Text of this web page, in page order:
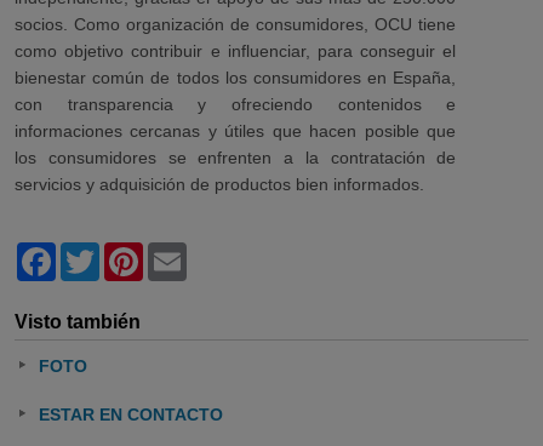
socios. Como organización de consumidores, OCU tiene
como objetivo contribuir e influenciar, para conseguir el
bienestar común de todos los consumidores en España,
con transparencia y ofreciendo contenidos e
informaciones cercanas y útiles que hacen posible que
los consumidores se enfrenten a la contratación de
servicios y adquisición de productos bien informados.
Facebook
TwitterPinterest
Visto también
FOTO
ESTAR EN CONTACTO